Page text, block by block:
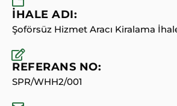
İHALE ADI:
Şoförsüz Hizmet Aracı Kiralama
REFERANS NO:
SPR/WHH2/001